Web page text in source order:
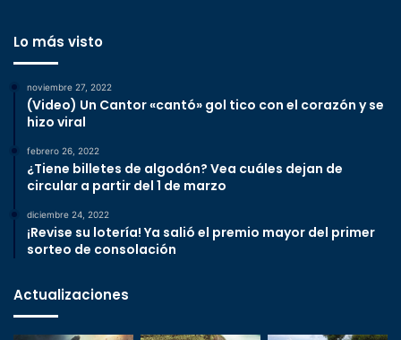
Lo más visto
noviembre 27, 2022
(Video) Un Cantor «cantó» gol tico con el corazón y se
hizo viral
febrero 26, 2022
¿Tiene billetes de algodón? Vea cuáles dejan de
circular a partir del 1 de marzo
diciembre 24, 2022
¡Revise su lotería! Ya salió el premio mayor del primer
sorteo de consolación
Actualizaciones